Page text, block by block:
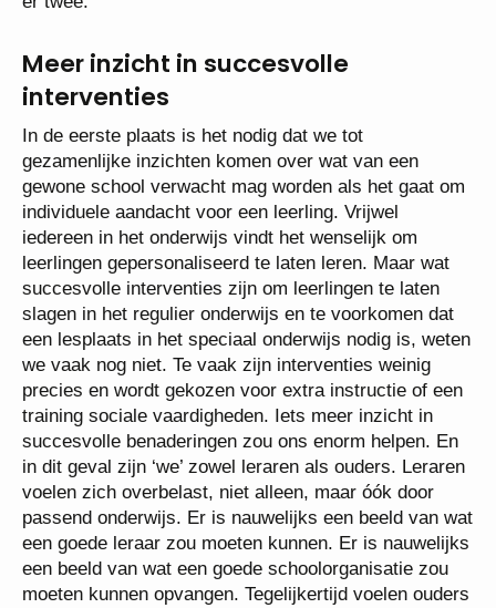
Meer inzicht in succesvolle
interventies
In de eerste plaats is het nodig dat we tot
gezamenlijke inzichten komen over wat van een
gewone school verwacht mag worden als het gaat om
individuele aandacht voor een leerling. Vrijwel
iedereen in het onderwijs vindt het wenselijk om
leerlingen gepersonaliseerd te laten leren. Maar wat
succesvolle interventies zijn om leerlingen te laten
slagen in het regulier onderwijs en te voorkomen dat
een lesplaats in het speciaal onderwijs nodig is, weten
we vaak nog niet. Te vaak zijn interventies weinig
precies en wordt gekozen voor extra instructie of een
training sociale vaardigheden. Iets meer inzicht in
succesvolle benaderingen zou ons enorm helpen. En
in dit geval zijn ‘we’ zowel leraren als ouders. Leraren
voelen zich overbelast, niet alleen, maar óók door
passend onderwijs. Er is nauwelijks een beeld van wat
een goede leraar zou moeten kunnen. Er is nauwelijks
een beeld van wat een goede schoolorganisatie zou
moeten kunnen opvangen. Tegelijkertijd voelen ouders